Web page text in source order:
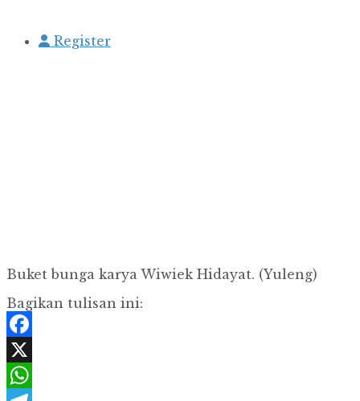
Register
Buket bunga karya Wiwiek Hidayat. (Yuleng)
Bagikan tulisan ini:
Facebook
X